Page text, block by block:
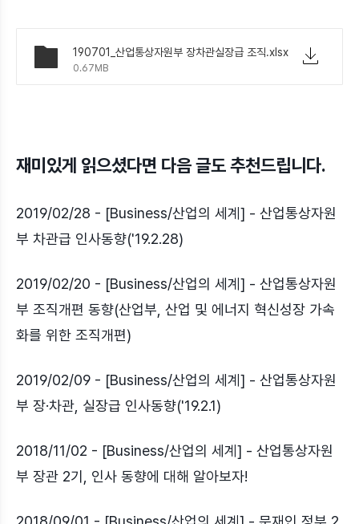
190701_산업통상자원부 장차관실장급 조직.xlsx
0.67MB
재미있게 읽으셨다면 다음 글도 추천드립니다.
2019/02/28 - [Business/산업의 세계] - 산업통상자원
부 차관급 인사동향('19.2.28)
2019/02/20 - [Business/산업의 세계] - 산업통상자원
부 조직개편 동향(산업부, 산업 및 에너지 혁신성장 가속
화를 위한 조직개편)
2019/02/09 - [Business/산업의 세계] - 산업통상자원
부 장·차관, 실장급 인사동향('19.2.1)
2018/11/02 - [Business/산업의 세계] - 산업통상자원
부 장관 2기, 인사 동향에 대해 알아보자!